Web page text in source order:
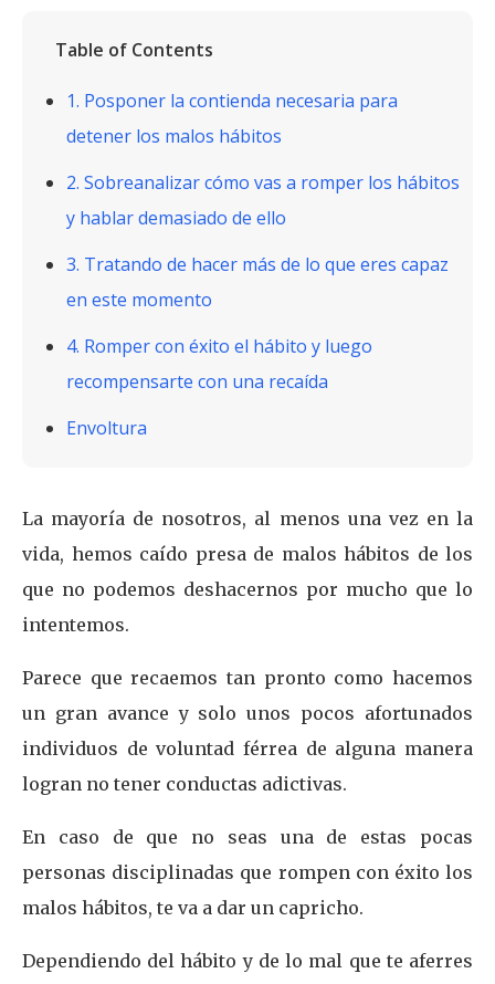
Table of Contents
1. Posponer la contienda necesaria para
detener los malos hábitos
2. Sobreanalizar cómo vas a romper los hábitos
y hablar demasiado de ello
3. Tratando de hacer más de lo que eres capaz
en este momento
4. Romper con éxito el hábito y luego
recompensarte con una recaída
Envoltura
La mayoría de nosotros, al menos una vez en la
vida, hemos caído presa de malos hábitos de los
que no podemos deshacernos por mucho que lo
intentemos.
Parece que recaemos tan pronto como hacemos
un gran avance y solo unos pocos afortunados
individuos de voluntad férrea de alguna manera
logran no tener conductas adictivas.
En caso de que no seas una de estas pocas
personas disciplinadas que rompen con éxito los
malos hábitos, te va a dar un capricho.
Dependiendo del hábito y de lo mal que te aferres